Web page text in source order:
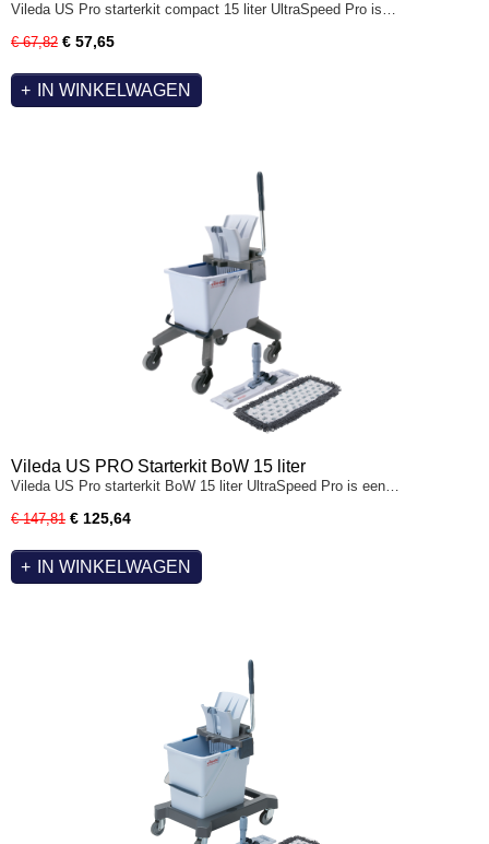
Vileda US Pro starterkit compact 15 liter UltraSpeed Pro is…
€ 67,82 € 57,65
IN WINKELWAGEN
Vileda US PRO Starterkit BoW 15 liter
Vileda US Pro starterkit BoW 15 liter UltraSpeed Pro is een…
€ 147,81 € 125,64
IN WINKELWAGEN